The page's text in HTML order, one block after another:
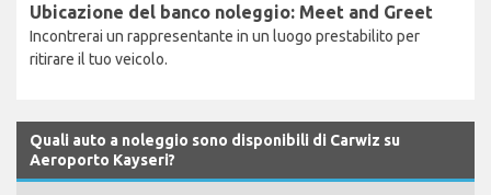
Ubicazione del banco noleggio: Meet and Greet
Incontrerai un rappresentante in un luogo prestabilito per
ritirare il tuo veicolo.
Quali auto a noleggio sono disponibili di Carwiz su
Aeroporto Kayseri?